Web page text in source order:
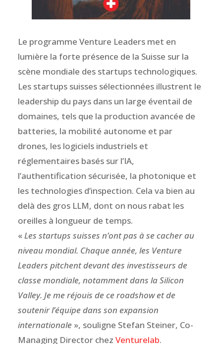
Le programme Venture Leaders met en
lumière la forte présence de la Suisse sur la
scène mondiale des startups technologiques.
Les startups suisses sélectionnées illustrent le
leadership du pays dans un large éventail de
domaines, tels que la production avancée de
batteries, la mobilité autonome et par
drones, les logiciels industriels et
réglementaires basés sur l’IA,
l’authentification sécurisée, la photonique et
les technologies d’inspection. Cela va bien au
delà des gros LLM, dont on nous rabat les
oreilles à longueur de temps.
«Les startups suisses n’ont pas à se cacher au
niveau mondial. Chaque année, les Venture
Leaders pitchent devant des investisseurs de
classe mondiale, notamment dans la Silicon
Valley. Je me réjouis de ce roadshow et de
soutenir l’équipe dans son expansion
internationale», souligne Stefan Steiner, Co-
Managing Director chez Venturelab.